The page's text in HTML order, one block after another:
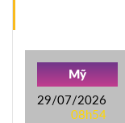
Mỹ
29/07/2026
08h54